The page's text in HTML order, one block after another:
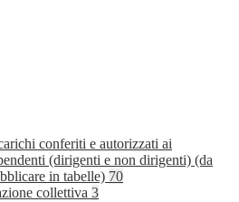
conferiti e autorizzati ai
(dirigenti e non dirigenti) (da
in tabelle) 70
collettiva 3